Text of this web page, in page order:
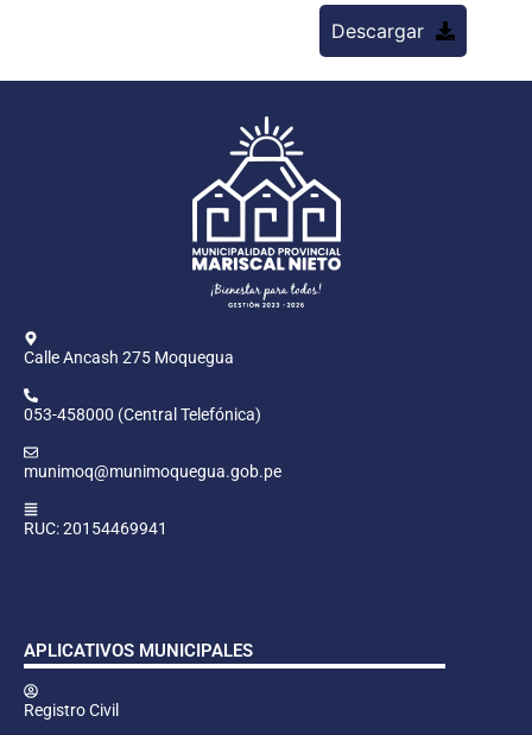
Descargar
Calle Ancash 275 Moquegua
053-458000 (Central Telefónica)
munimoq@munimoquegua.gob.pe
RUC: 20154469941
APLICATIVOS MUNICIPALES
Registro Civil